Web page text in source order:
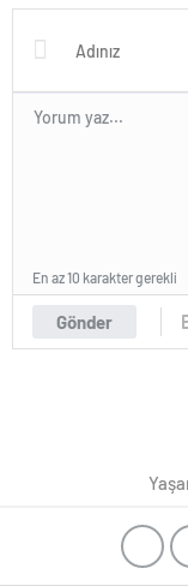
Başkanlık Divanı
Bu arada
ERDOĞAN ve Ak
Bağlılıklarıyla
Yakinen Bilinen
Gönder
En az 10 karakter gerekli